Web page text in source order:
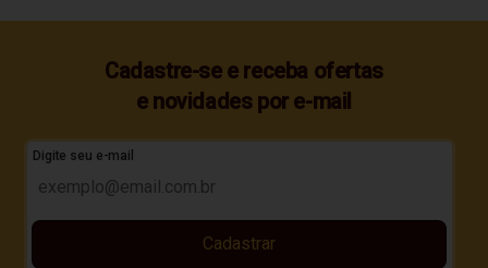
Cadastre-se e receba ofertas
e novidades por e-mail
Digite seu e-mail
Cadastrar